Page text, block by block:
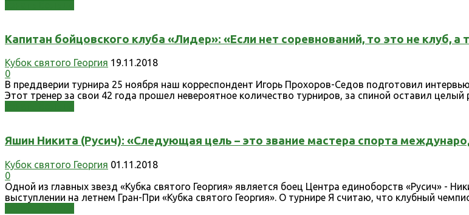
Капитан бойцовского клуба «Лидер»: «Если нет соревнований, то это не клуб, а
Кубок святого Георгия 19.11.2018
0
В преддверии турнира 25 ноября наш корреспондент Игорь Прохоров-Седов подготовил
Этот тренер за свои 42 года прошел невероятное количество турниров, за спиной оставил
Яшин Никита (Русич): «Следующая цель – это звание мастера спорта
Кубок святого Георгия 01.11.2018
0
Одной из главных звезд «Кубка святого Георгия» является боец Центра единоборств «Русич» -
выступлении на летнем Гран-При «Кубка святого Георгия». О турнире Я считаю, что клубный